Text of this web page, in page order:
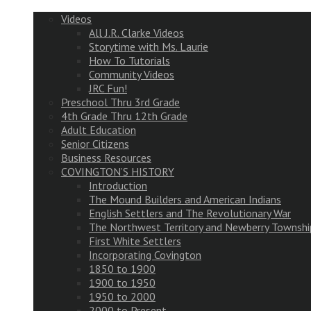
Videos
All J.R. Clarke Videos
Storytime with Ms. Laurie
How To Tutorials
Community Videos
JRC Fun!
Preschool Thru 3rd Grade
4th Grade Thru 12th Grade
Adult Education
Senior Citizens
Business Resources
COVINGTON’S HISTORY
Introduction
The Mound Builders and American Indians
English Settlers and The Revolutionary War
The Northwest Territory and Newberry
First White Settlers
Incorporating Covington
1850 to 1900
1900 to 1950
1950 to 2000